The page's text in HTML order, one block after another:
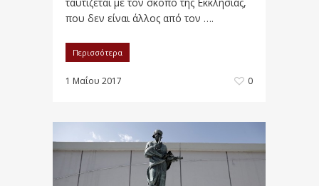
ταυτίζεται με τον σκοπό της Εκκλησίας,
που δεν είναι άλλος από τον ….
Περισσότερα
1 Μαΐου 2017 0